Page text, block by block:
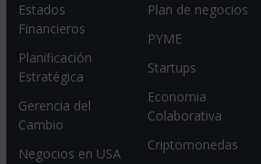
Estados
Financieros
Planificación
Estratégica
Gerencia del
Cambio
Negocios en USA
Plan de negocios
PYME
Startups
Economia
Colaborativa
Criptomonedas